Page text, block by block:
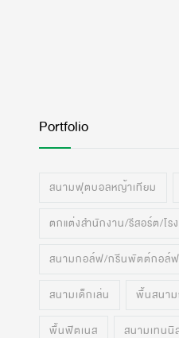
Portfolio
สนามฟุตบอลหญ้าเทียม
ตกแต่งสำนักงาน/รีสอร์ต/โร
สนามกอล์ฟ/กรีนพัตต์กอล์ฟ
สนามเด็กเล่น พื้นสนาม
พื้นฟิตเนส สนามเทนนิ